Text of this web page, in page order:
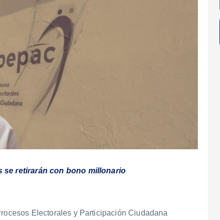
se retirarán con bono millonario
Electorales y Participación Ciudadana